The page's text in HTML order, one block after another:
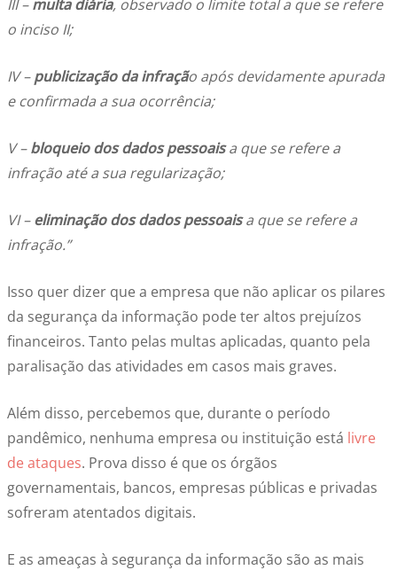
III –multa diária, observado o limite total a que se refere
o inciso II;
IV –publicização da infração após devidamente apurada
e confirmada a sua ocorrência;
V –bloqueio dos dados pessoaisa que se refere a
infração até a sua regularização;
VI –eliminação dos dados pessoaisa que se refere a
infração.”
Isso quer dizer que a empresa que não aplicar os pilares
da segurança da informação pode ter altos prejuízos
financeiros. Tanto pelas multas aplicadas, quanto pela
paralisação das atividades em casos mais graves.
Além disso, percebemos que, durante o período
pandêmico, nenhuma empresa ou instituição está livre
de ataques. Prova disso é que os órgãos
governamentais, bancos, empresas públicas e privadas
sofreram atentados digitais.
E as ameaças à segurança da informação são as mais